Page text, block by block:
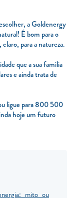
a Goldenergy
É bom para o
para a natureza.
que a sua família
e ainda trata de
ligue para 800 500
hoje um futuro
mito ou